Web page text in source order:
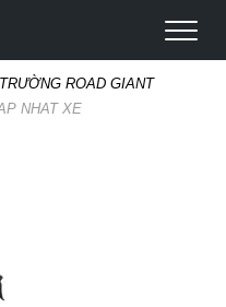
ROAD GIANT
NHAT XE